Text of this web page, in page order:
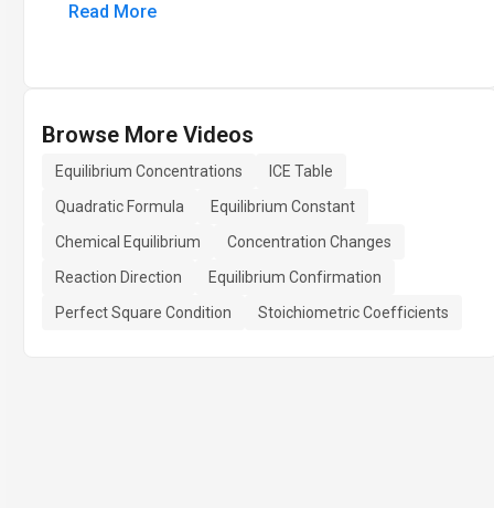
Read More
Browse More Videos
Equilibrium Concentrations
ICE Table
Quadratic Formula
Equilibrium Constant
Chemical Equilibrium
Concentration Changes
Reaction Direction
Equilibrium Confirmation
Perfect Square Condition
Stoichiometric Coefficients